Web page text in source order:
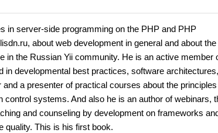
in server-side programming on the PHP and PHP
about web development in general and about the
in the Russian Yii community. He is an active member
developmental best practices, software architectures,
a presenter of practical courses about the
systems. And also he is an author of webinars,
and counseling by development on frameworks
quality. This is his first book.